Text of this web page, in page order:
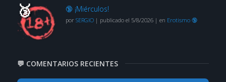
🔞 ¡Miérculos!
por SERGIO| publicado el 5/8/2026| en Erotismo 🔞
💬 COMENTARIOS RECIENTES